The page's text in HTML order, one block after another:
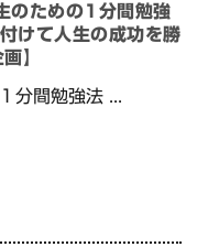
のための1分間勉強
けて人生の成功を勝
】
分間勉強法 ...